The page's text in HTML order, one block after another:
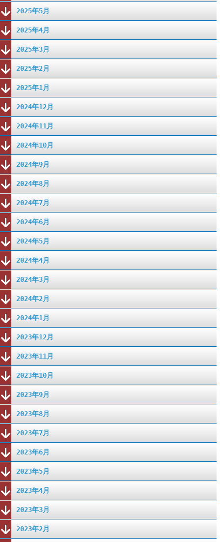
2025年5月
2025年4月
2025年3月
2025年2月
2025年1月
2024年12月
2024年11月
2024年10月
2024年9月
2024年8月
2024年7月
2024年6月
2024年5月
2024年4月
2024年3月
2024年2月
2024年1月
2023年12月
2023年11月
2023年10月
2023年9月
2023年8月
2023年7月
2023年6月
2023年5月
2023年4月
2023年3月
2023年2月